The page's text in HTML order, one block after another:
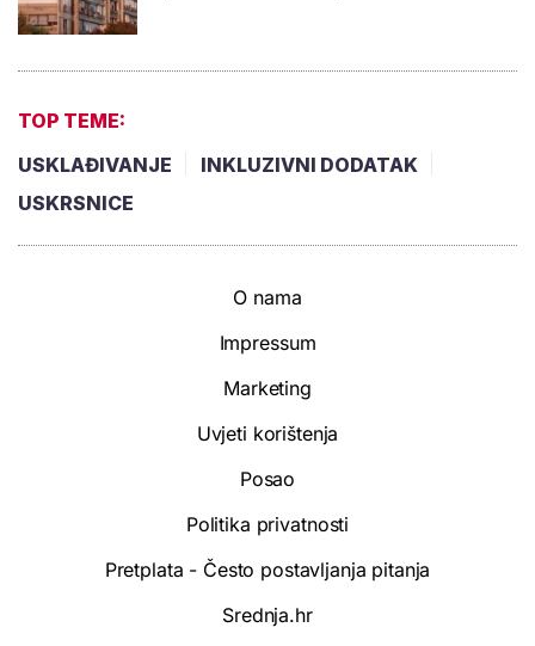
TOP TEME:
USKLAĐIVANJE
INKLUZIVNI DODATAK
USKRSNICE
O nama
Impressum
Marketing
Uvjeti korištenja
Posao
Politika privatnosti
Pretplata - Često postavljanja pitanja
Srednja.hr